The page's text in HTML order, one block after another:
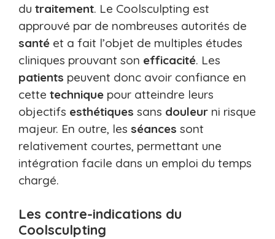
du traitement. Le Coolsculpting est
approuvé par de nombreuses autorités de
santé et a fait l’objet de multiples études
cliniques prouvant son efficacité. Les
patients peuvent donc avoir confiance en
cette technique pour atteindre leurs
objectifs esthétiques sans douleur ni risque
majeur. En outre, les séances sont
relativement courtes, permettant une
intégration facile dans un emploi du temps
chargé.
Les contre-indications du
Coolsculpting